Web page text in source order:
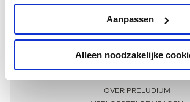
Aanpassen
Alleen noodzakelijke
Meer informatie
OVER PRELUDIUM